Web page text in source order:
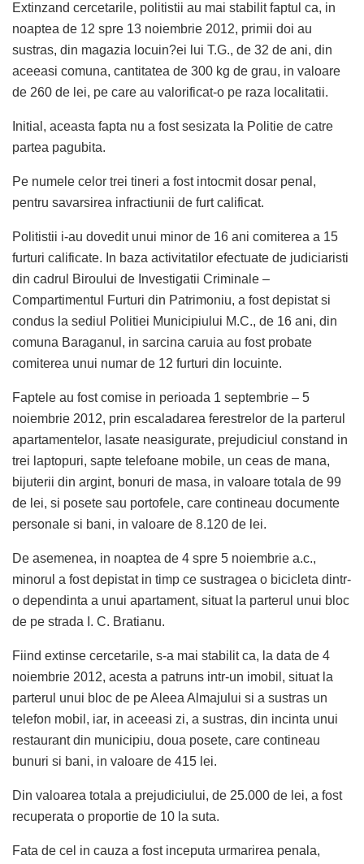
Extinzand cercetarile, politistii au mai stabilit faptul ca, in
noaptea de 12 spre 13 noiembrie 2012, primii doi au
sustras, din magazia locuin?ei lui T.G., de 32 de ani, din
aceeasi comuna, cantitatea de 300 kg de grau, in valoare
de 260 de lei, pe care au valorificat-o pe raza localitatii.
Initial, aceasta fapta nu a fost sesizata la Politie de catre
partea pagubita.
Pe numele celor trei tineri a fost intocmit dosar penal,
pentru savarsirea infractiunii de furt calificat.
Politistii i-au dovedit unui minor de 16 ani comiterea a 15
furturi calificate. In baza activitatilor efectuate de judiciaristi
din cadrul Biroului de Investigatii Criminale –
Compartimentul Furturi din Patrimoniu, a fost depistat si
condus la sediul Politiei Municipiului M.C., de 16 ani, din
comuna Baraganul, in sarcina caruia au fost probate
comiterea unui numar de 12 furturi din locuinte.
Faptele au fost comise in perioada 1 septembrie – 5
noiembrie 2012, prin escaladarea ferestrelor de la parterul
apartamentelor, lasate neasigurate, prejudiciul constand in
trei laptopuri, sapte telefoane mobile, un ceas de mana,
bijuterii din argint, bonuri de masa, in valoare totala de 99
de lei, si posete sau portofele, care contineau documente
personale si bani, in valoare de 8.120 de lei.
De asemenea, in noaptea de 4 spre 5 noiembrie a.c.,
minorul a fost depistat in timp ce sustragea o bicicleta dintr-
o dependinta a unui apartament, situat la parterul unui bloc
de pe strada I. C. Bratianu.
Fiind extinse cercetarile, s-a mai stabilit ca, la data de 4
noiembrie 2012, acesta a patruns intr-un imobil, situat la
parterul unui bloc de pe Aleea Almajului si a sustras un
telefon mobil, iar, in aceeasi zi, a sustras, din incinta unui
restaurant din municipiu, doua posete, care contineau
bunuri si bani, in valoare de 415 lei.
Din valoarea totala a prejudiciului, de 25.000 de lei, a fost
recuperata o proportie de 10 la suta.
Fata de cel in cauza a fost inceputa urmarirea penala,